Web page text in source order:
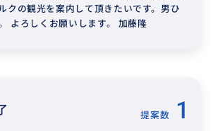
クの観光を案内して頂きたいです。男ひ
よろしくお願いします。 加藤隆
提案数 1